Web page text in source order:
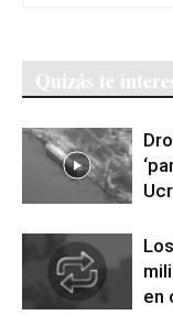
Quizás te
en